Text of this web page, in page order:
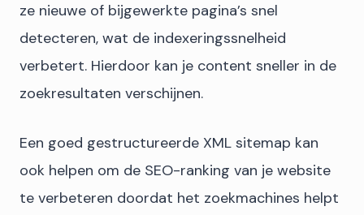
ze nieuwe of bijgewerkte pagina’s snel
detecteren, wat de indexeringssnelheid
verbetert. Hierdoor kan je content sneller in de
zoekresultaten verschijnen.
Een goed gestructureerde XML sitemap kan
ook helpen om de SEO-ranking van je website
te verbeteren doordat het zoekmachines helpt